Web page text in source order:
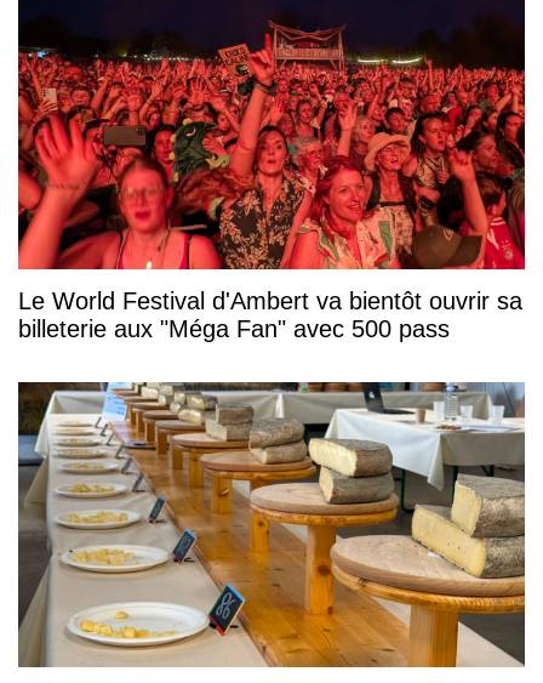
Le World Festival d'Ambert va bientôt ouvrir sa
billeterie aux "Méga Fan" avec 500 pass